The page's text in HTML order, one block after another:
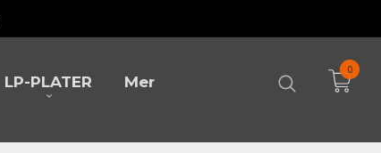
LP-PLATER Mer
0